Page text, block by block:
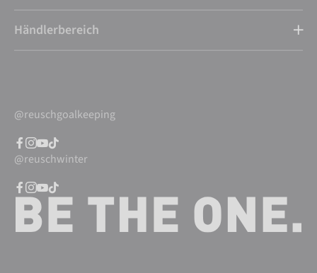
Händlerbereich
@reuschgoalkeeping
@reuschwinter